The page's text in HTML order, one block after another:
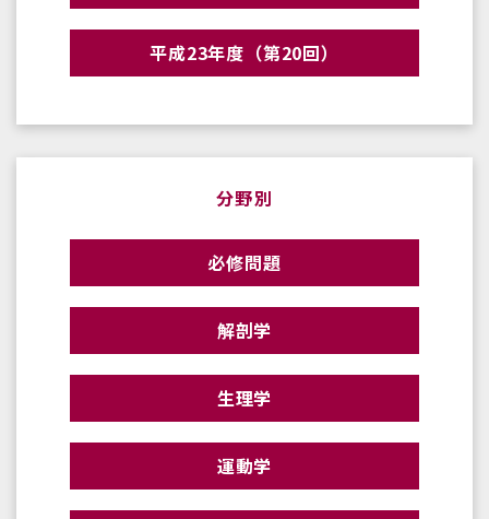
平成23年度（第20回）
分野別
必修問題
解剖学
生理学
運動学